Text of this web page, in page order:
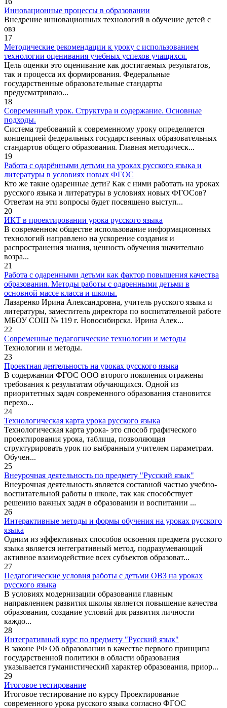
Инновационные процессы в образовании
Внедрение инновационных технологий в обучение детей с
овз
17
Методические рекомендации к уроку с использованием
технологии оценивания учебных успехов учащихся.
Цель оценки это оценивание как достигаемых результатов,
так и процесса их формирования. Федеральные
государственные образовательные стандарты
предусматриваю...
18
Современный урок. Структура и содержание. Основные
подходы.
Система требований к современному уроку определяется
концепцией федеральных государственных образовательных
стандартов общего образования. Главная методическ...
19
Работа с одарёнными детьми на уроках русского языка и
литературы в условиях новых ФГОС
Кто же такие одаренные дети? Как с ними работать на уроках
русского языка и литературы в условиях новых ФГОСов?
Ответам на эти вопросы будет посвящено выступ...
20
ИКТ в проектировании урока русского языка
В современном обществе использование информационных
технологий направлено на ускорение создания и
распространения знания, ценность обучения значительно
возра...
21
Работа с одаренными детьми как фактор повышения качества
образования. Методы работы с одаренными детьми в
основной массе класса и школы.
Лазаренко Ирина Александровна, учитель русского языка и
литературы, заместитель директора по воспитательной работе
МБОУ СОШ № 119 г. Новосибирска. Ирина Алек...
22
Современные педагогические технологии и методы
Технологии и методы.
23
Проектная деятельность на уроках русского языка
В содержании ФГОС ООО второго поколения отражены
требования к результатам обучающихся. Одной из
приоритетных задач современного образования становится
перехо...
24
Технологическая карта урока русского языка
Технологическая карта урока- это способ графического
проектирования урока, таблица, позволяющая
структурировать урок по выбранным учителем параметрам.
Обучен...
25
Внеурочная деятельность по предмету "Русский язык"
Внеурочная деятельность является составной частью учебно-
воспитательной работы в школе, так как способствует
решению важных задач в образовании и воспитании ...
26
Интерактивные методы и формы обучения на уроках русского
языка
Одним из эффективных способов освоения предмета русского
языка является интегративный метод, подразумевающий
активное взаимодействие всех субъектов образоват...
27
Педагогические условия работы с детьми ОВЗ на уроках
русского языка
В условиях модернизации образования главным
направлением развития школы является повышение качества
образования, создание условий для развития личности
каждо...
28
Интегративный курс по предмету "Русский язык"
В законе РФ Об образовании в качестве первого принципа
государственной политики в области образования
указывается гуманистический характер образования, приор...
29
Итоговое тестирование
Итоговое тестирование по курсу Проектирование
современного урока русского языка согласно ФГОС